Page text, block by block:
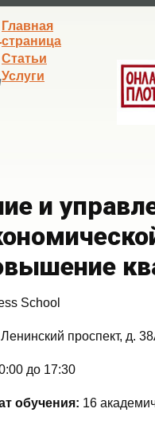
Главная
страница
Статьи
Услуги
и
School
проспект, д.
до 17:30
обучения: 16